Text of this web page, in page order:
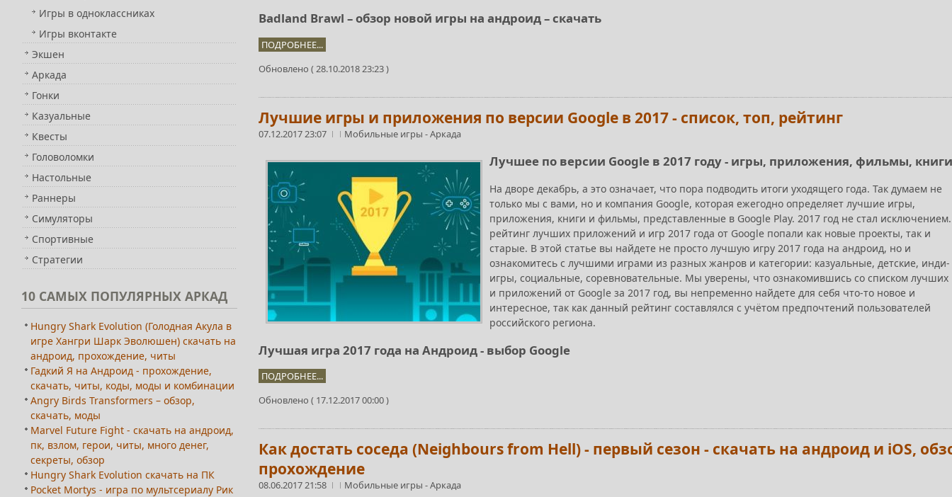
Badland Brawl – обзор новой игры на андроид – скачать
ПОДРОБНЕЕ...
Обновлено ( 28.10.2018 23:23 )
Лучшие игры и приложения по версии Google в 2017 - список, топ, рейтинг
07.12.2017 23:07 Мобильные игры -Аркада
Лучшее по версии Google в 2017 году - игры, приложения, фильмы,
На дворе декабрь, а это означает, что пора подводить итоги уходящего года. Так думаем не
только мы с вами, но и компания Google, которая ежегодно определяет лучшие игры,
приложения, книги и фильмы, представленные в Google Play. 2017 год не стал
рейтинг лучших приложений и игр 2017 года от Google попали как новые проекты, так и
старые. В этой статье вы найдете не просто лучшую игру 2017 года на андроид, но и
ознакомитесь с лучшими играми из разных жанров и категории: казуальные, детские, инди-
игры, социальные, соревновательные. Мы уверены, что ознакомившись со списком лучших
и приложений от Google за 2017 год, вы непременно найдете для себя что-то новое и
интересное, так как данный рейтинг составлялся с учётом предпочтений пользователей
российского региона.
Лучшая игра 2017 года на Андроид - выбор Google
ПОДРОБНЕЕ...
Обновлено ( 17.12.2017 00:00 )
Как достать соседа (Neighbours from Hell) - первый сезон - скачать на андроид и iOS,
прохождение
08.06.2017 21:58 Мобильные игры -Аркада
Игры в одноклассниках
Игры вконтакте
Экшен
Аркада
Гонки
Казуальные
Квесты
Головоломки
Настольные
Раннеры
Симуляторы
Спортивные
Стратегии
10 САМЫХ ПОПУЛЯРНЫХ АРКАД
Hungry Shark Evolution (Голодная Акула в
игре Хангри Шарк Эволюшен) скачать на
андроид, прохождение, читы
Гадкий Я на Андроид - прохождение,
скачать, читы, коды, моды и комбинации
Angry Birds Transformers – обзор,
скачать, моды
Marvel Future Fight - скачать на андроид,
пк, взлом, герои, читы, много денег,
секреты, обзор
Hungry Shark Evolution скачать на ПК
Pocket Mortys - игра по мультсериалу Рик